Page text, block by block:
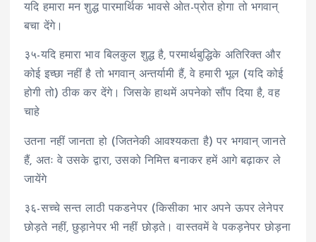
यदि हमारा मन शुद्ध पारमार्थिक भावसे ओत-प्रोत होगा तो भगवान्
बचा देंगे।
३५-यदि हमारा भाव बिलकुल शुद्ध है, परमार्थबुद्धिके अतिरिक्त और
कोई इच्छा नहीं है तो भगवान् अन्तर्यामी हैं, वे हमारी भूल (यदि कोई
होगी तो) ठीक कर देंगे। जिसके हाथमें अपनेको सौंप दिया है, वह
चाहे
उतना नहीं जानता हो (जितनेकी आवश्यकता है) पर भगवान् जानते
हैं, अतः वे उसके द्वारा, उसको निमित्त बनाकर हमें आगे बढ़ाकर ले
जायेंगे
३६-सच्चे सन्त लाठी पकडनेपर (किसीका भार अपने ऊपर लेनेपर
छोड़ते नहीं, छुड़ानेपर भी नहीं छोड़ते। वास्तवमें वे पकड़नेपर छोड़ना